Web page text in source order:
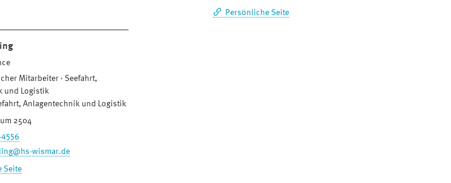
Persönliche Seite
Mitarbeiter
Seefahrt,
und Logistik
Anlagentechnik und Logistik
2504
wismar.de
Seite